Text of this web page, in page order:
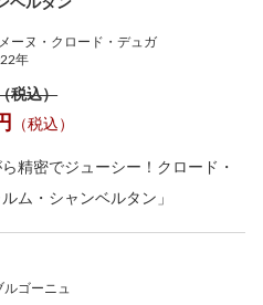
ベルタン
メーヌ・クロード・デュガ
年
税込）
（税込）
精密でジューシー！クロード・
ム・シャンベルタン」
ゴーニュ